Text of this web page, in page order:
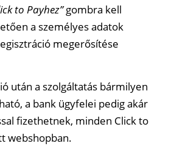
to Payhez”gombra kell
a személyes adatok
megerősítése
után a szolgáltatás bármilyen
a bank ügyfelei pedig akár
fizethetnek, minden Click to
webshopban.